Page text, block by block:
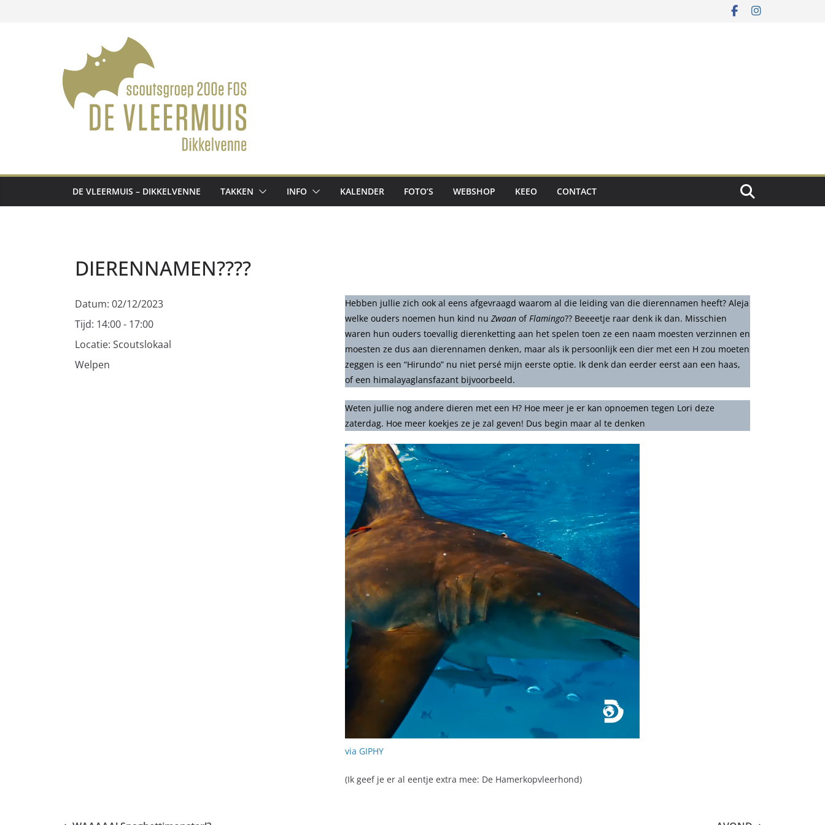
DE VLEERMUIS – DIKKELVENNE TAKKEN INFO KALENDER FOTO’S WEBSHOP KEEO CONTACT
DIERENNAMEN????
Datum: 02/12/2023
Tijd: 14:00 - 17:00
Locatie: Scoutslokaal
Welpen
Hebben jullie zich ook al eens afgevraagd waarom al die leiding van die dierennamen heeft? Aleja
welke ouders noemen hun kind nu Zwaan ofFlamingo?? Beeeetje raar denk ik dan. Misschien
waren hun ouders toevallig dierenketting aan het spelen toen ze een naam moesten verzinnen en
moesten ze dus aan dierennamen denken, maar als ik persoonlijk een dier met een H zou moeten
zeggen is een “Hirundo” nu niet persé mijn eerste optie. Ik denk dan eerder eerst aan een haas,
of een himalayaglansfazant bijvoorbeeld.
Weten jullie nog andere dieren met een H? Hoe meer je er kan opnoemen tegen Lori deze
zaterdag. Hoe meer koekjes ze je zal geven! Dus begin maar al te denken
via GIPHY
(Ik geef je er al eentje extra mee: De Hamerkopvleerhond)